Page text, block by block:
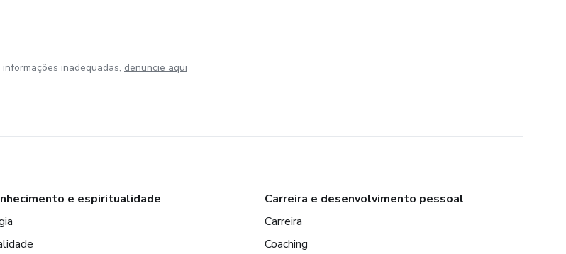
inadequadas, denuncie aqui
e espiritualidade
Carreira e desenvolvimento pessoal
Carreira
Coaching